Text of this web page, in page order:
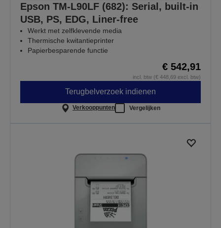
Epson TM-L90LF (682): Serial, built-in
USB, PS, EDG, Liner-free
Werkt met zelfklevende media
Thermische kwitantieprinter
Papierbesparende functie
€ 542,91
incl. btw (€ 448,69 excl. btw)
Terugbelverzoek indienen
Verkooppunten Vergelijken